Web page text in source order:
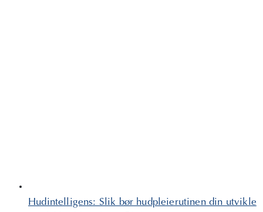
Hudintelligens: Slik bør hudpleierutinen din utvikle